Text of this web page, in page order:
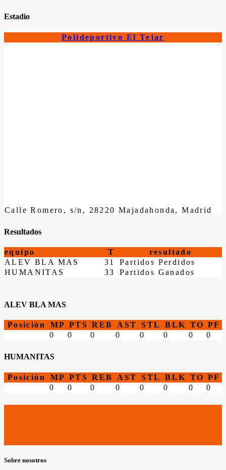
Estadio
Polideportivo El Tejar
Calle Romero, s/n, 28220 Majadahonda, Madrid
Resultados
equipo T
resultado
ALEV BLA MAS
31
Partidos Perdidos
HUMANITAS
33 Partidos Ganados
ALEV BLA MAS
Posición MP PTS REB AST STL BLK TO PF
0
0 0 0 0 0 0 0
HUMANITAS
Posición MP PTS REB AST STL BLK TO PF
0
0 0 0 0 0 0 0
Sobre nosotros